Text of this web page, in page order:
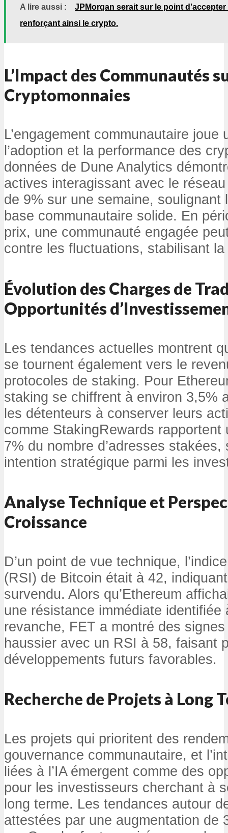
A lire aussi :
JPMorgan serait sur le point
renforçant ainsi le crypto.
L’Impact des Communautés
Cryptomonnaies
L’engagement communautaire joue
l’adoption et la performance des
données de Dune Analytics
actives interagissant avec le
de 9% sur une semaine, soulignant
base communautaire solide. En
prix, une communauté engagée
contre les fluctuations, stabilisant la
Évolution des Charges de
Opportunités
Les tendances actuelles montrent
se tournent également vers le
protocoles de staking. Pour
staking se chiffrent à environ 3,5%
les détenteurs à conserver leurs
comme StakingRewards rapportent
7% du nombre d’adresses stakées,
intention stratégique parmi les
Analyse Technique et
Croissance
D’un point de vue technique,
(RSI) de Bitcoin était à 42,
survendu. Alors qu’Ethereum
une résistance immédiate identifiée
revanche, FET a montré des
haussier avec un RSI à 58, faisant
développements futurs favorables.
Recherche de Projets à Long
Les projets qui prioritent des
gouvernance communautaire, et
liées à l’IA émergent comme des
pour les investisseurs cherchant à
long terme. Les tendances autour
attestées par une augmentation de